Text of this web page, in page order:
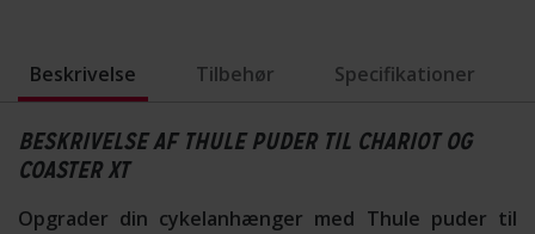
Beskrivelse Tilbehør Specifikationer
BESKRIVELSE AF THULE PUDER TIL CHARIOT OG
COASTER XT
Opgrader din cykelanhænger med Thule puder til